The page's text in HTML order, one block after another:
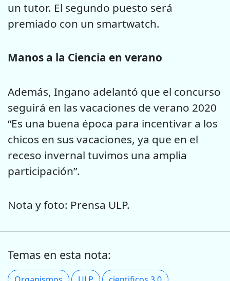
un tutor. El segundo puesto será
premiado con un smartwatch.
Manos a la Ciencia en verano
Además, Ingano adelantó que el concurso
seguirá en las vacaciones de verano 2020
“Es una buena época para incentivar a los
chicos en sus vacaciones, ya que en el
receso invernal tuvimos una amplia
participación”.
Nota y foto: Prensa ULP.
Temas en esta nota: